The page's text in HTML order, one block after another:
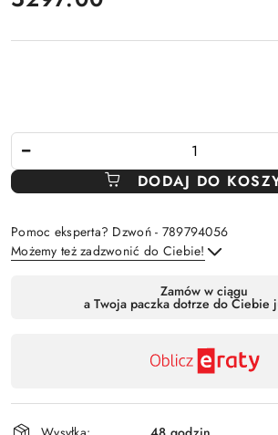
DODAJ DO
Pomoc eksperta? Dzwoń - 789794056
Możemy też zadzwonić do Ciebie!
Zamów w ciągu
a Twoja paczka dotrze do Ciebie